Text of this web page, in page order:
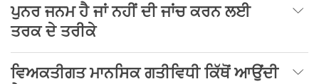
ਪੁਨਰ ਜਨਮ ਹੈ ਜਾਂ ਨਹੀਂ ਦੀ ਜਾਂਚ ਕਰਨ ਲਈ
ਤਰਕ ਦੇ ਤਰੀਕੇ
ਵਿਅਕਤੀਗਤ ਮਾਨਸਿਕ ਗਤੀਵਿਧੀ ਕਿੱਥੋਂ ਆਉਂਦੀ